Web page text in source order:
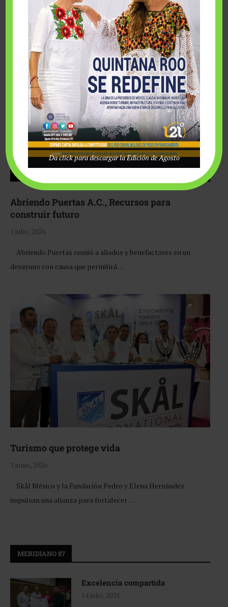
Fairmont Mayakoba y Make-A-Wish México unieron
esfuerzos para hacer realidad el deseo de una …
Abriendo Puertas A.C., Recursos para
construir futuro
1 julio, 2026
Abriendo Puertas reunió a aliados y benefactores en un
desayuno con causa que permitirá …
Turismo que protege vida
1 junio, 2026
Skål México y la Fundación Pedro y Elena Hernández
impulsan una alianza para fortalecer …
MERIDIANO 87
Excelencia compartida
14 julio, 2026
Da click para descargar la Edición de Agosto